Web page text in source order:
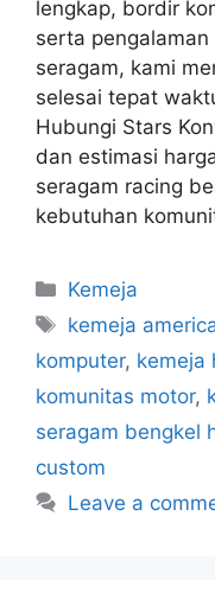
lengkap, bordir
serta
seragam, kami
selesai tepat
Hubungi Stars
dan estimasi
seragam racing
kebutuhan
Kemeja
kemeja
komputer, kemeja
komunitas motor,
seragam bengkel
custom
Leave a